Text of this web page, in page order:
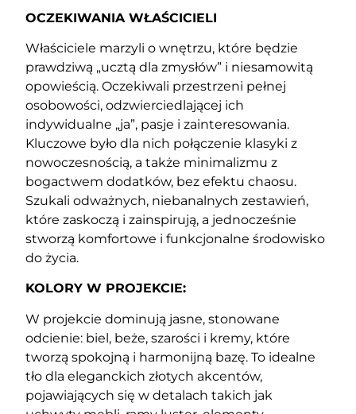
OCZEKIWANIA WŁAŚCICIELI
Właściciele marzyli o wnętrzu, które będzie
prawdziwą „ucztą dla zmysłów” i niesamowitą
opowieścią. Oczekiwali przestrzeni pełnej
osobowości, odzwierciedlającej ich
indywidualne „ja”, pasje i zainteresowania.
Kluczowe było dla nich połączenie klasyki z
nowoczesnością, a także minimalizmu z
bogactwem dodatków, bez efektu chaosu.
Szukali odważnych, niebanalnych zestawień,
które zaskoczą i zainspirują, a jednocześnie
stworzą komfortowe i funkcjonalne środowisko
do życia.
KOLORY W PROJEKCIE:
W projekcie dominują jasne, stonowane
odcienie: biel, beże, szarości i kremy, które
tworzą spokojną i harmonijną bazę. To idealne
tło dla eleganckich złotych akcentów,
pojawiających się w detalach takich jak